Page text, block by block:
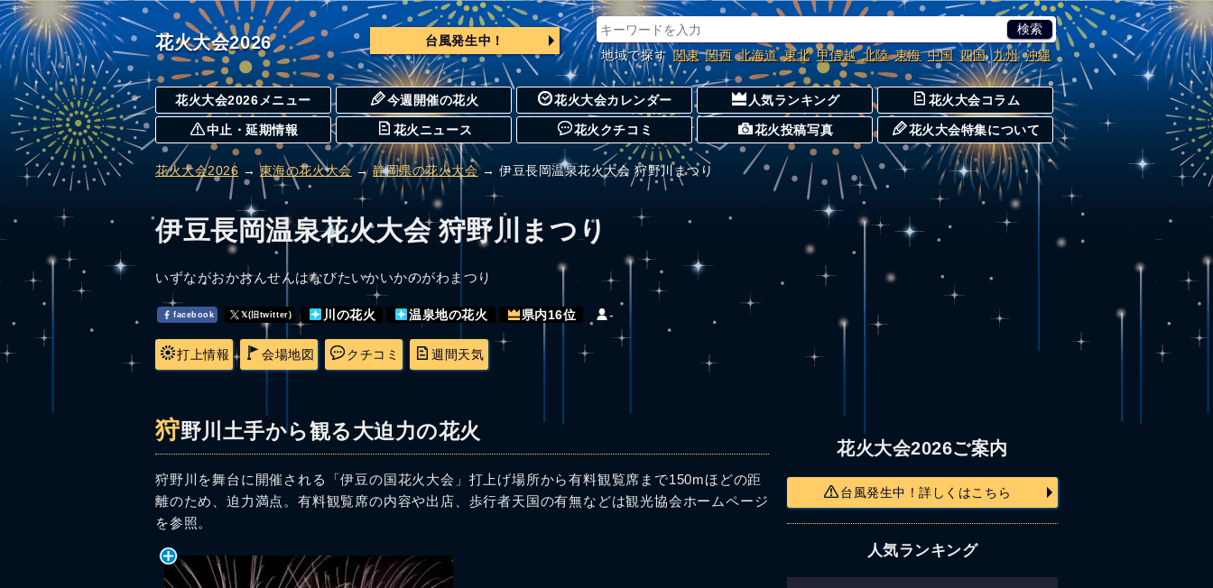
花火大会2026
台風発生中！
地域で探す 関東 関西 北海道 東北 甲信越 北陸 東海 中国 四国 九州 沖縄
花火大会2026メニュー 今週開催の花火 花火大会カレンダー 人気ランキング 花火大会コラム
中止・延期情報 花火ニュース 花火クチコミ 花火投稿写真 花火大会特集について
花火大会2026 →東海の花火大会 →静岡県の花火大会→ 伊豆長岡温泉花火大会 狩野川まつり
伊豆長岡温泉花火大会 狩野川まつり
いずながおかおんせんはなびたいかいかのがわまつり
facebook 𝕏(旧twitter) 川の花火 温泉地の花火 県内16位 -
打上情報 会場地図 クチコミ 週間天気
狩野川土手から観る大迫力の花火
狩野川を舞台に開催される「伊豆の国花火大会」打上げ場所から有料観覧席まで150mほどの距
離のため、迫力満点。有料観覧席の内容や出店、歩行者天国の有無などは観光協会ホームページ
を参照。
花火大会2026ご案内
台風発生中！詳しくはこちら
人気ランキング